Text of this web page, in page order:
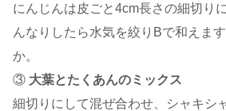
にんじんは皮ごと4cm長さの細切り
んなりしたら水気を絞りBで和えま
か。
③ 大葉とたくあんのミックス
細切りにして混ぜ合わせ、シャキシ